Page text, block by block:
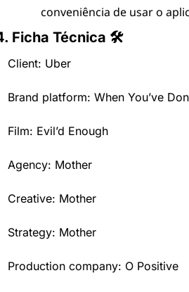
conveniência de usar o
Ficha Técnica 🛠
Client: Uber
Brand platform: When You’ve
Film: Evil’d Enough
Agency: Mother
Creative: Mother
Strategy: Mother
Production company: O Positive